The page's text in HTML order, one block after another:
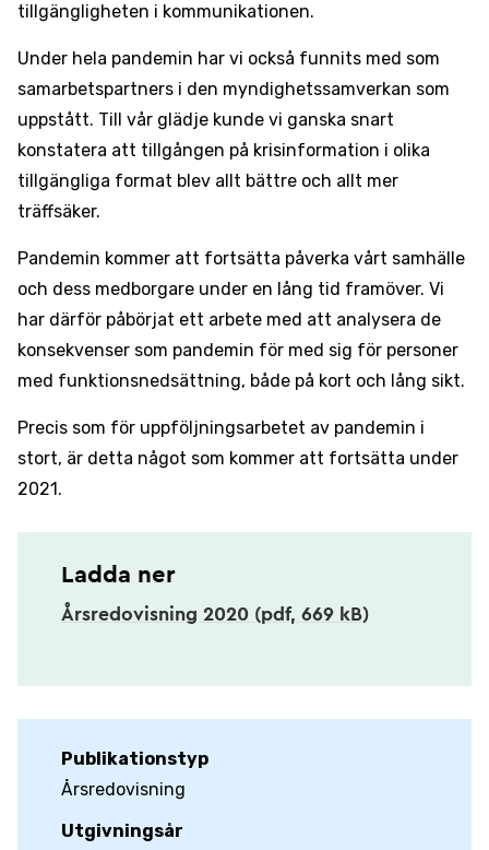
tillgängligheten i kommunikationen.
Under hela pandemin har vi också funnits med som
samarbetspartners i den myndighetssamverkan som
uppstått. Till vår glädje kunde vi ganska snart
konstatera att tillgången på krisinformation i olika
tillgängliga format blev allt bättre och allt mer
träffsäker.
Pandemin kommer att fortsätta påverka vårt samhälle
och dess medborgare under en lång tid framöver. Vi
har därför påbörjat ett arbete med att analysera de
konsekvenser som pandemin för med sig för personer
med funktionsnedsättning, både på kort och lång sikt.
Precis som för uppföljningsarbetet av pandemin i
stort, är detta något som kommer att fortsätta under
2021.
Ladda ner
Årsredovisning 2020 (pdf, 669 kB)
Publikationstyp
Årsredovisning
Utgivningsår